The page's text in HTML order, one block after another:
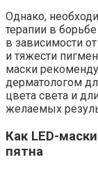
Однако,
терапии в
в зависимости
и тяжести
маски
дерматологом
цвета света и
желаемых
Как LED-
пятна